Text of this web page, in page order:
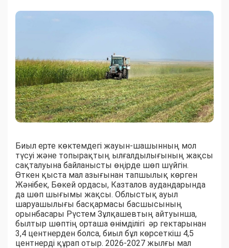
Биыл ерте көктемдегі жауын-шашынның мол
түсуі және топырақтың ылғалдылығының жақсы
сақталуына байланысты өңірде шөп шүйгін.
Өткен қыста мал азығынан тапшылық көрген
Жәнібек, Бөкей ордасы, Казталов аудандарында
да шөп шығымы жақсы. Облыстық ауыл
шаруашылығы басқармасы басшысының
орынбасары Рүстем Зұлқашевтың айтуынша,
былтыр шөптің орташа өнімділігі әр гектарынан
3,4 центнерден болса, биыл бұл көрсеткіш 4,5
центнерді құрап отыр. 2026-2027 жылғы мал